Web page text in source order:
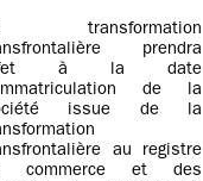
transformation
prendra
à la date
de la
issue de la
au registre
commerce et des